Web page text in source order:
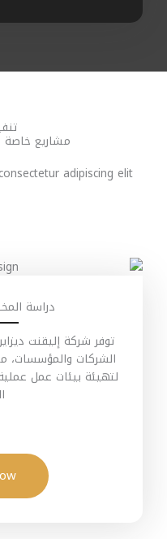
مشاريع
adipiscing elit.
دراسة
توفر شركة إليقنت
الشركات والمؤسسات،
لتهيئة بيئات عمل